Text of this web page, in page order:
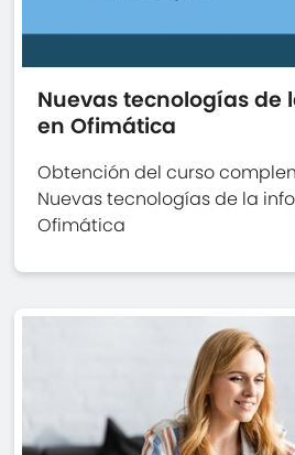
Nuevas tecnologías de
en Ofimática
Obtención del curso
Nuevas tecnologías de la
Ofimática